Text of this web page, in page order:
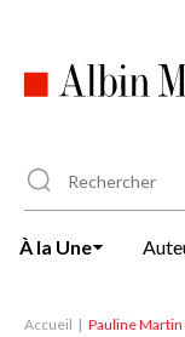
principal
À la Une
Accueil Pauline Martin